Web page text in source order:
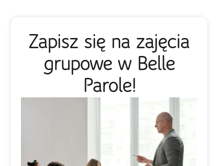
Zapisz się na zajęcia
grupowe w Belle
Parole!